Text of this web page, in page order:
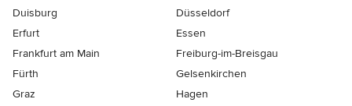
Duisburg
Düsseldorf
Erfurt
Essen
Frankfurt am Main
Freiburg-im-Breisgau
Fürth
Gelsenkirchen
Graz
Hagen